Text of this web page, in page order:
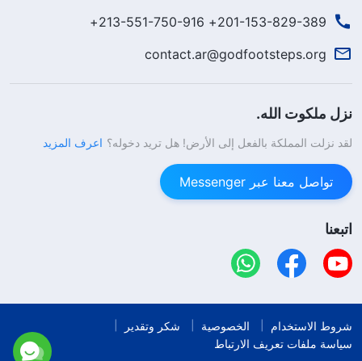
201-153-829-389+ 213-551-750-916+
contact.ar@godfootsteps.org
نزل ملكوت الله.
لقد نزلت المملكة بالفعل إلى الأرض! هل تريد دخوله؟ اعرف المزيد
تواصل معنا عبر Messenger
اتبعنا
شروط الاستخدام الخصوصية
شكر وتقدير
سياسة ملفات تعريف الارتباط